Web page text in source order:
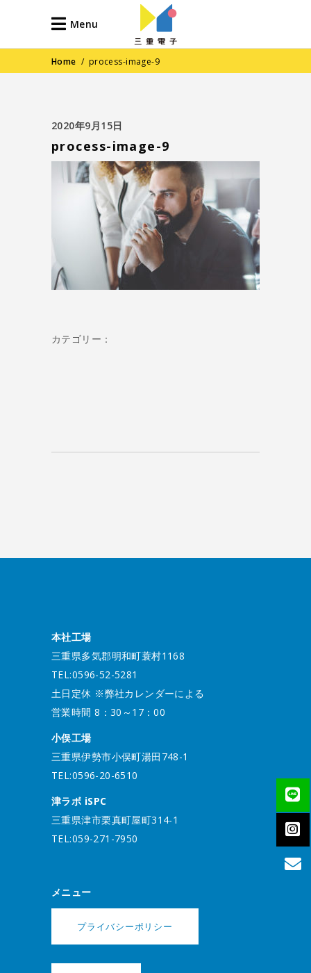
Menu
Home / process-image-9
2020年9月15日
process-image-9
カテゴリー：
本社工場
三重県多気郡明和町蓑村1168
TEL:0596-52-5281
土日定休 ※弊社カレンダーによる
営業時間 8：30～17：00
小俣工場
三重県伊勢市小俣町湯田748-1
TEL:0596-20-6510
津ラボ iSPC
三重県津市栗真町屋町314-1
TEL:059-271-7950
メニュー
プライバシーポリシー